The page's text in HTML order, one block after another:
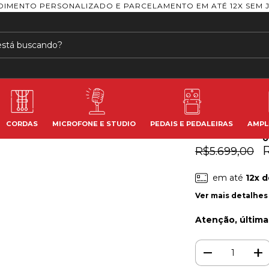
PERSONALIZADO E PARCELAMENTO EM ATÉ 12X SEM
CORDAS MICROFONE E STUDIO PEDAIS E PEDALEIRAS
Violao Takamine
Violao
R$5.699,00
em até 12x
Ver mais detalhes
Atenção,